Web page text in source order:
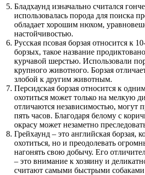
Бладхаунд изначально считался
использовалась порода для поиска
обладает хорошим нюхом,
настойчивостью.
Русская псовая борзая относится к
борзых, такое название
курчавой шерстью. Использовали
крупного животного. Борзая
злобой к другим животным.
Персидская борзая относится к
охотиться может только на мелкую
отличаются независимостью, могут
пять часов. Благодаря белому с
окрасу может незаметно
Грейхаунд – это английская борзая,
охотиться, но и преодолевать
нагонять свою добычу. Его
– это внимание к хозяину и
считают самыми быстрыми